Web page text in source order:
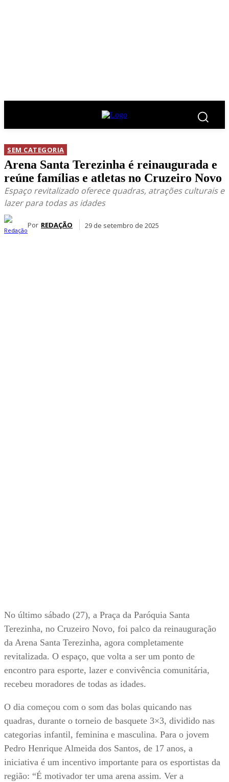
SEM CATEGORIA
Arena Santa Terezinha é reinaugurada e
reúne famílias e atletas no Cruzeiro Novo
Espaço revitalizado oferece quadras, atrações culturais e
lazer para todas as idades
Por REDAÇÃO 29 de setembro de 2025
No último sábado (27), a Praça da Paróquia Santa
Terezinha, no Cruzeiro Novo, foi palco da reinauguração
da Arena Santa Terezinha, agora completamente
revitalizada. O espaço, que volta a ser um ponto de
encontro para esporte, lazer e convivência comunitária,
recebeu moradores de todas as idades.
O dia começou com o som das bolas quicando nas
quadras, durante o torneio de basquete 3×3, dividido nas
categorias infantil, feminina e masculina. Para o jovem
Pedro Henrique Almeida dos Santos, de 17 anos, a
iniciativa é um incentivo importante para os esportistas da
região: “É motivador ter uma arena assim. Ver a